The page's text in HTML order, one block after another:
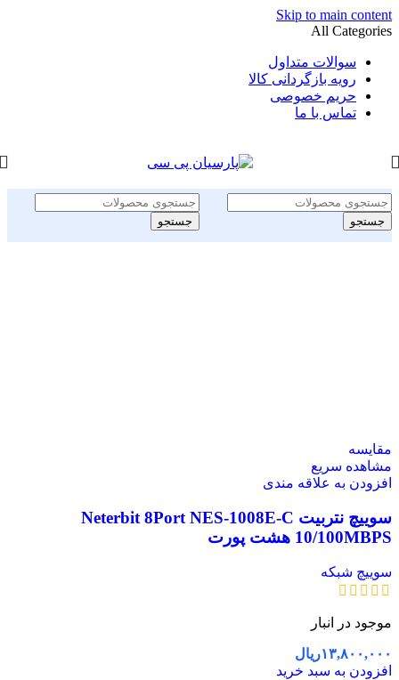
Skip to main content
All Categories
سوالات متداول
رویه بازگردانی کالا
حریم خصوصی
تماس با ما
جستجو جستجو
مقایسه
مشاهده سریع
افزودن به علاقه مندی
سوییچ نتربیت Neterbit 8Port NES-1008E-C
10/100MBPS هشت پورت
سوییچ شبکه
موجود در انبار
۱۳,۸۰۰,۰۰۰ریال
افزودن به سبد خرید